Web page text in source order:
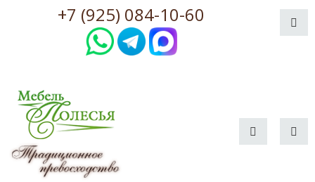
+7 (925) 084-10-60